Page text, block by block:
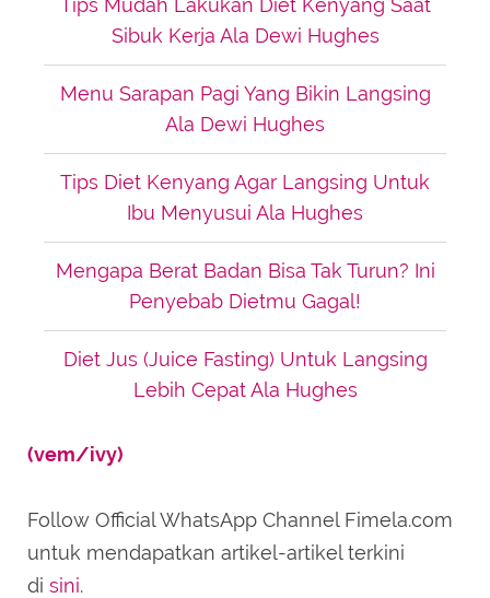
Sibuk Kerja Ala Dewi Hughes
Menu Sarapan Pagi Yang Bikin Langsing
Ala Dewi Hughes
Tips Diet Kenyang Agar Langsing Untuk
Ibu Menyusui Ala Hughes
Mengapa Berat Badan Bisa Tak Turun? Ini
Penyebab Dietmu Gagal!
Diet Jus (Juice Fasting) Untuk Langsing
Lebih Cepat Ala Hughes
(vem/ivy)
Follow Official WhatsApp Channel Fimela.com
untuk mendapatkan artikel-artikel terkini
di sini.